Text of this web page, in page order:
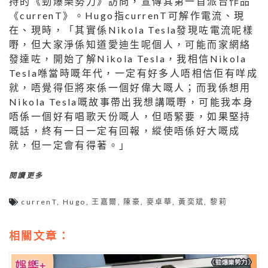
《currenT》。Hugo指currenT可解作電流、現
在、現時，「其實係Nikola Tesla發現咗電流呢樣
嘢，但大家淨係知道愛迪生呢個人，可能而家網絡
發達咗，開始了解Nikola Tesla，我相信Nikola
Tesla喺當時嘅年代，一定有好多人唔相信佢有咩成
就，唔覺得佢將來係一個好偉大嘅人；而我係想用
Nikola Tesla嘅故事帶出我想講嘅嘢，可能我本身
唔係一個好有唱歌天份嘅人，但唔緊要，如果堅持
嘅話，終有一日一定有回報，縱使唔係好大嘅成
就，但一定會有得著。」
閱讀更多
currenT ,Hugo 王嘉爾 陳豪 ,麥卓華 ,黃奕斌 ,黎莉
相關文章：